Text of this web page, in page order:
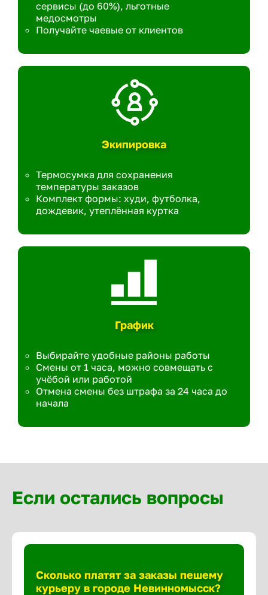
сервисы (до 60%), льготные
медосмотры
Получайте чаевые от клиентов
Экипировка
Термосумка для сохранения
температуры заказов
Комплект формы: худи, футболка,
дождевик, утеплённая куртка
График
Выбирайте удобные районы работы
Смены от 1 часа, можно совмещать с
учёбой или работой
Отмена смены без штрафа за 24 часа до
начала
Если остались вопросы
Сколько платят за заказы пешему
курьеру в городе Невинномысск?